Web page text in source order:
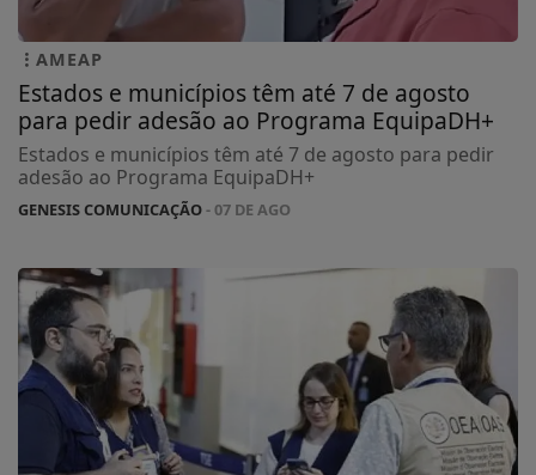
AMEAP
Estados e municípios têm até 7 de agosto
para pedir adesão ao Programa EquipaDH+
Estados e municípios têm até 7 de agosto para pedir
adesão ao Programa EquipaDH+
GENESIS COMUNICAÇÃO- 07 DE AGO